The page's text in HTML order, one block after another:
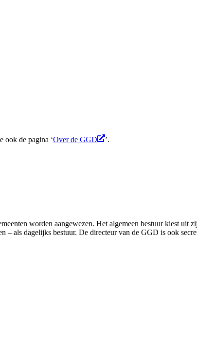
ook de pagina ‘Over de GGD ’.
worden aangewezen. Het algemeen bestuur kiest uit
– als dagelijks bestuur. De directeur van de GGD is ook